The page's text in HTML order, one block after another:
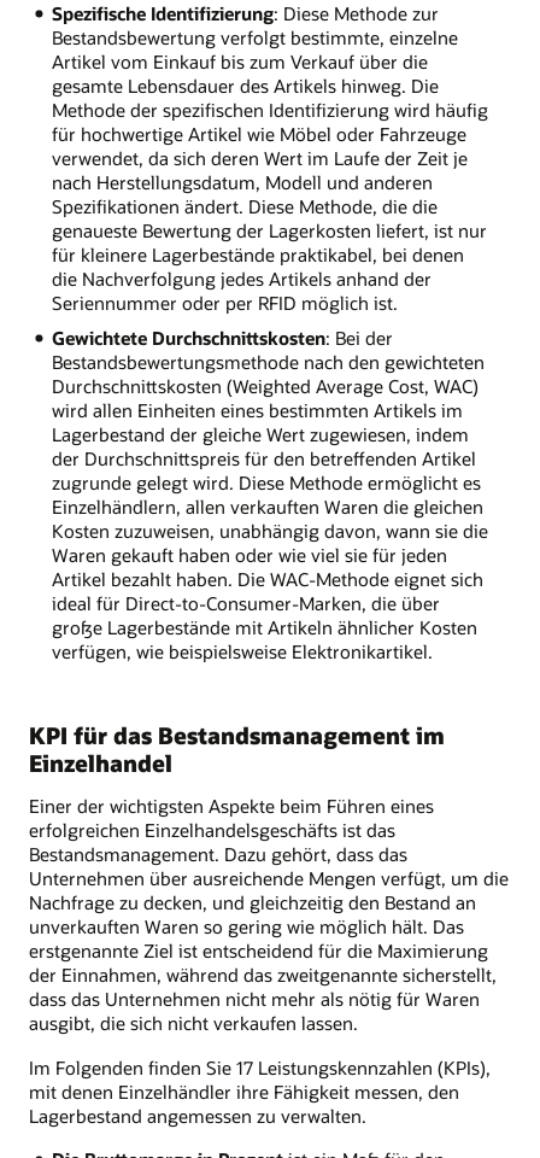
Spezifische Identifizierung: Diese Methode zur
Bestandsbewertung verfolgt bestimmte, einzelne
Artikel vom Einkauf bis zum Verkauf über die
gesamte Lebensdauer des Artikels hinweg. Die
Methode der spezifischen Identifizierung wird häufig
für hochwertige Artikel wie Möbel oder Fahrzeuge
verwendet, da sich deren Wert im Laufe der Zeit je
nach Herstellungsdatum, Modell und anderen
Spezifikationen ändert. Diese Methode, die die
genaueste Bewertung der Lagerkosten liefert, ist nur
für kleinere Lagerbestände praktikabel, bei denen
die Nachverfolgung jedes Artikels anhand der
Seriennummer oder per RFID möglich ist.
Gewichtete Durchschnittskosten: Bei der
Bestandsbewertungsmethode nach den gewichteten
Durchschnittskosten (Weighted Average Cost, WAC)
wird allen Einheiten eines bestimmten Artikels im
Lagerbestand der gleiche Wert zugewiesen, indem
der Durchschnittspreis für den betreffenden Artikel
zugrunde gelegt wird. Diese Methode ermöglicht es
Einzelhändlern, allen verkauften Waren die gleichen
Kosten zuzuweisen, unabhängig davon, wann sie die
Waren gekauft haben oder wie viel sie für jeden
Artikel bezahlt haben. Die WAC-Methode eignet sich
ideal für Direct-to-Consumer-Marken, die über
große Lagerbestände mit Artikeln ähnlicher Kosten
verfügen, wie beispielsweise Elektronikartikel.
KPI für das Bestandsmanagement im
Einzelhandel
Einer der wichtigsten Aspekte beim Führen eines
erfolgreichen Einzelhandelsgeschäfts ist das
Bestandsmanagement. Dazu gehört, dass das
Unternehmen über ausreichende Mengen verfügt, um die
Nachfrage zu decken, und gleichzeitig den Bestand an
unverkauften Waren so gering wie möglich hält. Das
erstgenannte Ziel ist entscheidend für die Maximierung
der Einnahmen, während das zweitgenannte sicherstellt,
dass das Unternehmen nicht mehr als nötig für Waren
ausgibt, die sich nicht verkaufen lassen.
Im Folgenden finden Sie 17 Leistungskennzahlen (KPIs),
mit denen Einzelhändler ihre Fähigkeit messen, den
Lagerbestand angemessen zu verwalten.